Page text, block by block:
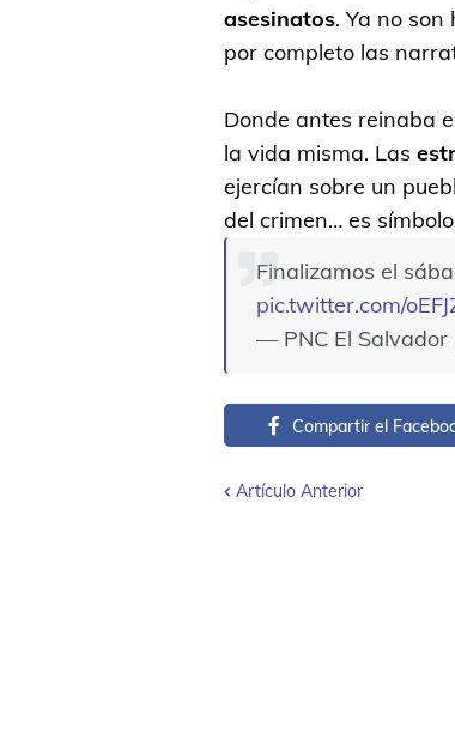
asesinatos. Ya no
por completo las
Donde antes reinaba
la vida misma. Las
ejercían sobre un
del crimen… es
Finalizamos el
pic.twitter.com/
— PNC El Salvador
Compartir el
Artículo Anterior